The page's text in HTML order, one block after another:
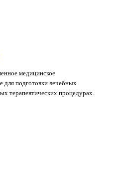
медицинское
для подготовки лечебных
терапевтических процедурах.